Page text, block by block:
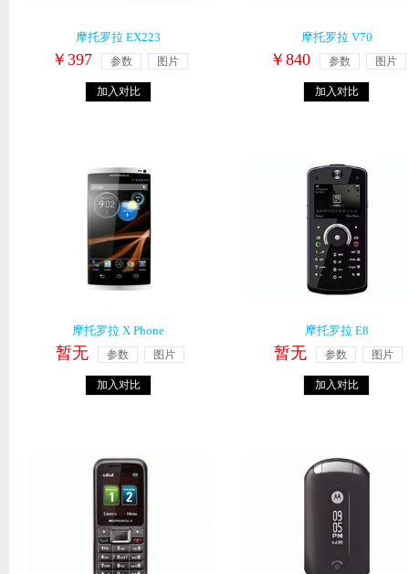
摩托罗拉 EX223
￥397 参数 图片
加入对比
摩托罗拉 V70
￥840 参数 图片
加入对比
摩托罗拉 X Phone
暂无 参数 图片
加入对比
摩托罗拉 E8
暂无 参数 图片
加入对比